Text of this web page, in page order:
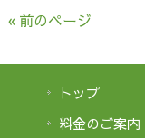
« 前のページ
トップ
料金のご案内